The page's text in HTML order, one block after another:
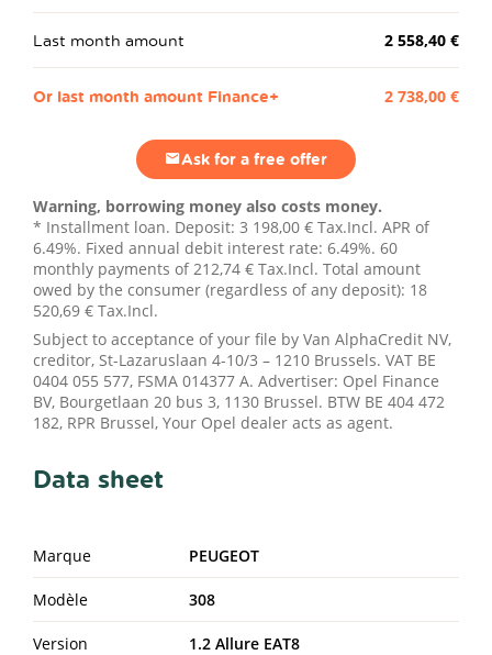
Last month amount 2 558,40 €
Or last month amount Finance+ 2 738,00 €
Ask for a free offer
Warning, borrowing money also costs money.
* Installment loan. Deposit: 3 198,00 € Tax.Incl. APR of
6.49%. Fixed annual debit interest rate: 6.49%. 60
monthly payments of212,74 € Tax.Incl. Total amount
owed by the consumer (regardless of any deposit): 18
520,69 € Tax.Incl.
Subject to acceptance of your file by Van AlphaCredit NV,
creditor, St-Lazaruslaan 4-10/3 – 1210 Brussels. VAT BE
0404 055 577, FSMA 014377 A. Advertiser: Opel Finance
BV, Bourgetlaan 20 bus 3, 1130 Brussel. BTW BE 404 472
182, RPR Brussel, Your Opel dealer acts as agent.
Data sheet
Marque PEUGEOT
Modèle 308
Version 1.2 Allure EAT8